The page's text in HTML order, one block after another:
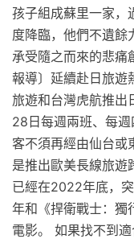
孩子組成蘇里一家，
度降臨，他們不遺餘
承受隨之而來的悲痛
報導〕延續赴日旅遊
旅遊和台灣虎航推出
28日每週兩班、每
客不須再經由仙台或
是推出歐美長線旅遊
已經在2022年底，
年和《捍衛戰士：獨
電影。 如果找不到